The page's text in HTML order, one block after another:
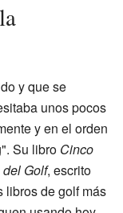
y que se
unos pocos
y en el orden
Su libro Cinco
Golf, escrito
libros de golf más